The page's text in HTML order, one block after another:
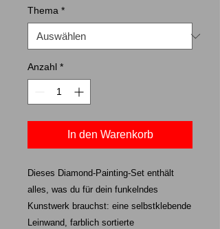
Thema *
Anzahl *
In den Warenkorb
Dieses Diamond-Painting-Set enthält
alles, was du für dein funkelndes
Kunstwerk brauchst: eine selbstklebende
Leinwand, farblich sortierte